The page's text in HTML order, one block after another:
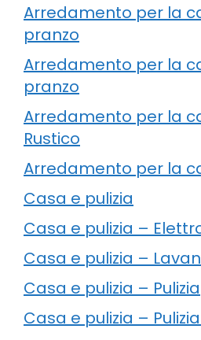
Arredamento per la
pranzo
Arredamento per la
pranzo
Arredamento per la
Rustico
Arredamento per la
Casa e pulizia
Casa e pulizia –
Casa e pulizia –
Casa e pulizia – Pulizia
Casa e pulizia –